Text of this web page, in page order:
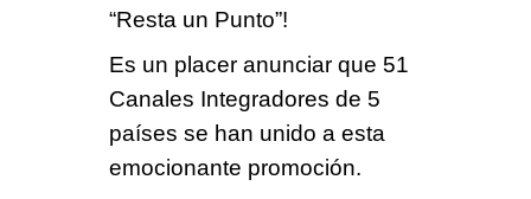
“Resta un Punto”!
Es un placer anunciar que 51
Canales Integradores de 5
países se han unido a esta
emocionante promoción.